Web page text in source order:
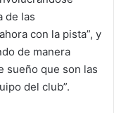
de las
con la pista”, y
de manera
sueño que son las
del club”.